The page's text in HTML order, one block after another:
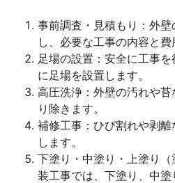
事前調査・見積もり：外
し、必要な工事の内容と費
足場の設置：安全に工事
に足場を設置します。
高圧洗浄：外壁の汚れや
り除きます。
補修工事：ひび割れや剥
します。
下塗り・中塗り・上塗り
装工事では、下塗り、中